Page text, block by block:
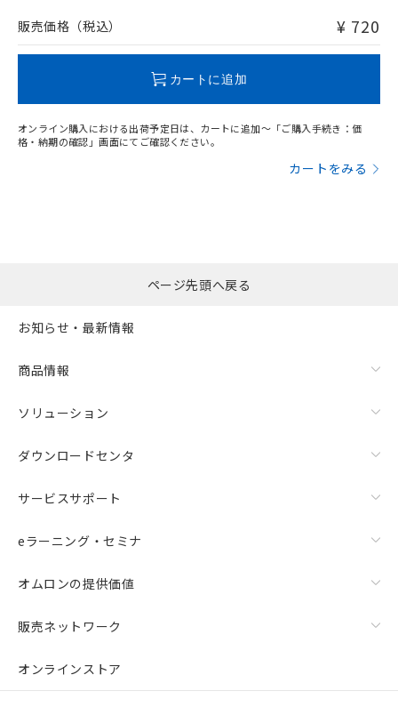
問い合わせください。
販売価格（税込） ¥ 720
カートに追加
オンライン購入における出荷予定日は、カートに追加～「ご購入手続き：価
格・納期の確認」画面にてご確認ください。
カートをみる
ページ先頭へ戻る
お知らせ・最新情報
商品情報
ソリューション
ダウンロードセンタ
サービスサポート
eラーニング・セミナ
オムロンの提供価値
販売ネットワーク
オンラインストア